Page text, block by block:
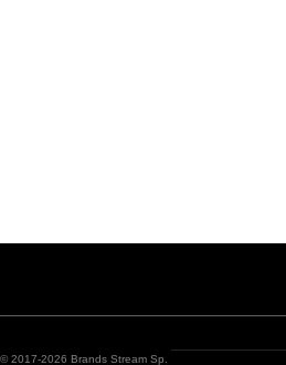
© 2017-2026 Brands Stream Sp.